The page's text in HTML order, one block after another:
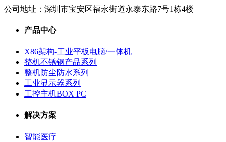
公司地址： 深圳市宝安区福永街道永泰东路7号1栋4楼
产品中心
X86架构-工业平板电脑/一体机
整机不锈钢产品系列
整机防尘防水系列
工业显示器系列
工控主机BOX PC
解决方案
智能医疗